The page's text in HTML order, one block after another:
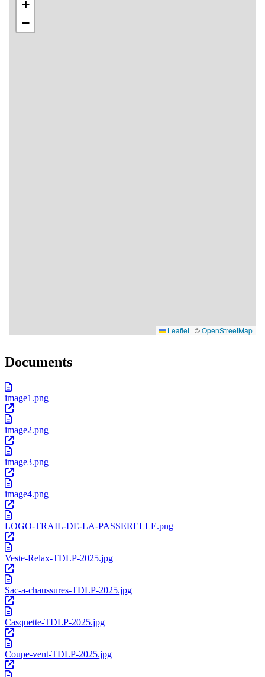
Documents
image1.png
image2.png
image3.png
image4.png
LOGO-TRAIL-DE-LA-PASSERELLE.png
Veste-Relax-TDLP-2025.jpg
Sac-a-chaussures-TDLP-2025.jpg
Casquette-TDLP-2025.jpg
Coupe-vent-TDLP-2025.jpg